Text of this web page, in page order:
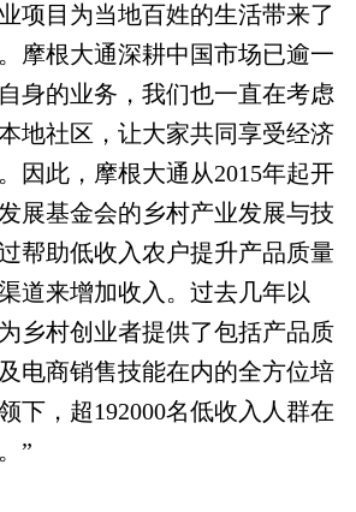
项目为当地百姓的生活带来了
摩根大通深耕中国市场已逾一
身的业务，我们也一直在考虑
地社区，让大家共同享受经济
因此，摩根大通从2015年起开
展基金会的乡村产业发展与技
帮助低收入农户提升产品质量
道来增加收入。过去几年以
乡村创业者提供了包括产品质
电商销售技能在内的全方位培
下，超192000名低收入人群在
”